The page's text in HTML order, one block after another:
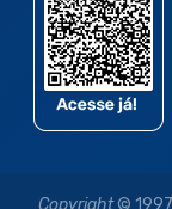
Copyright©